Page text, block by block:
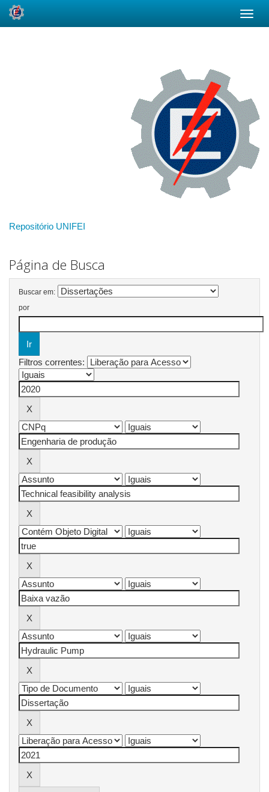
Repositório UNIFEI
Página de Busca
Buscar em:
por
Filtros correntes: